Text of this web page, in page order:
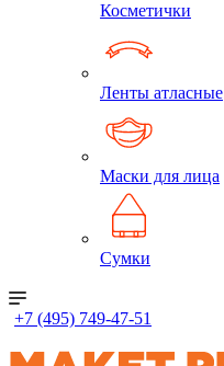
Косметички
Ленты атласные
Маски для лица
Сумки
+7 (495) 749-47-51